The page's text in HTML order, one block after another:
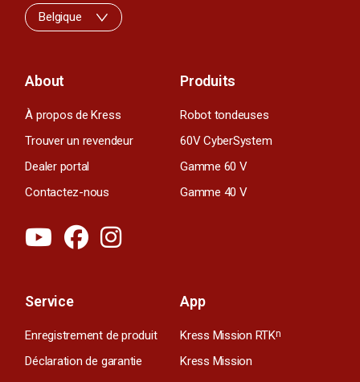
About
À propos de Kress
Trouver un revendeur
Dealer portal
Contactez-nous
Produits
Robot tondeuses
60V CyberSystem
Gamme 60 V
Gamme 40 V
Service
Enregistrement de produit
Déclaration de garantie
App
Kress Mission RTKn
Kress Mission
Belgique